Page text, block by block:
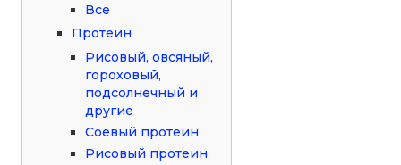
Все
Протеин
Рисовый, овсяный,
гороховый,
подсолнечный и
другие
Соевый протеин
Рисовый протеин